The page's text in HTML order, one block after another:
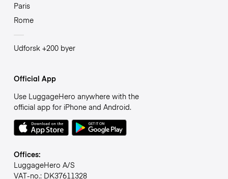
Paris
Rome
Udforsk +200 byer
Official App
Use LuggageHero anywhere with the
official app for iPhone and Android.
Offices:
LuggageHero A/S
VAT-no.: DK37611328